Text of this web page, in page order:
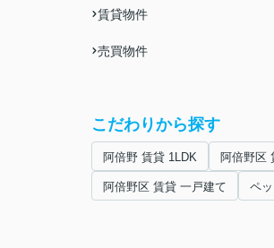
賃貸物件
売買物件
こだわりから探す
阿倍野 賃貸 1LDK 阿倍野区
阿倍野区 賃貸 一戸建て ペ